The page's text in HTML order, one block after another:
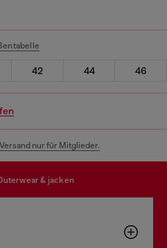
42 44 46
nur für Mitglieder.
outerwear & jacken